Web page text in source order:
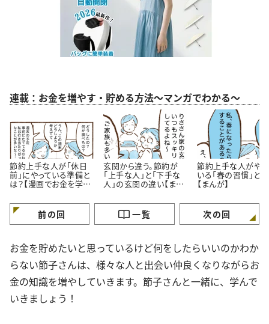
連載：お金を増やす・貯める方法～マンガでわかる～
節約上手な人が「休日
前」にやっている準備と
は？【漫画でお金を学
玄関から違う。節約が
「上手な人」と「下手な
人」の玄関の違い【まん
節約上手な人がや
いる「春の習慣」と
【まんが】
前の回 一覧 次の回
お金を貯めたいと思っているけど何をしたらいいのかわか
らない節子さんは、様々な人と出会い仲良くなりながらお
金の知識を増やしていきます。節子さんと一緒に、学んで
いきましょう！